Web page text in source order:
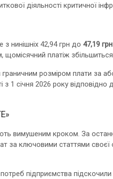
діяльності критичної
нинішніх 42,94 грн до 47,19
платіж
розміром плати за
з 1 січня 2026 року відповідно
вимушеним кроком. За
за ключовими статтями своєї
підприємства